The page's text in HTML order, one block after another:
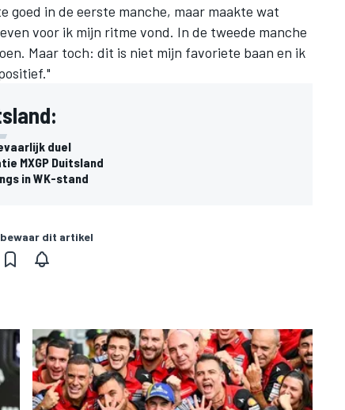
in de eerste manche, maar maakte wat
voor ik mijn ritme vond. In de tweede manche
Maar toch: dit is niet mijn favoriete baan en ik
duel
MXGP Duitsland
in WK-stand
dit artikel